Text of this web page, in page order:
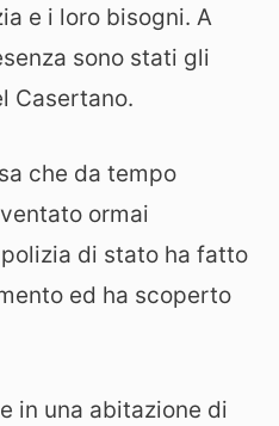
e i loro bisogni. A
sono stati gli
Casertano.
che da tempo
ormai
di stato ha fatto
ed ha scoperto
in una abitazione di